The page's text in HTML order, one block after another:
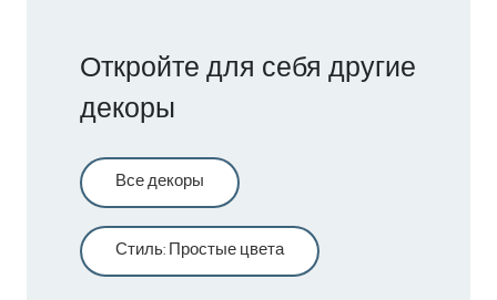
Откройте для себя другие
декоры
Все декоры
Стиль: Простые цвета